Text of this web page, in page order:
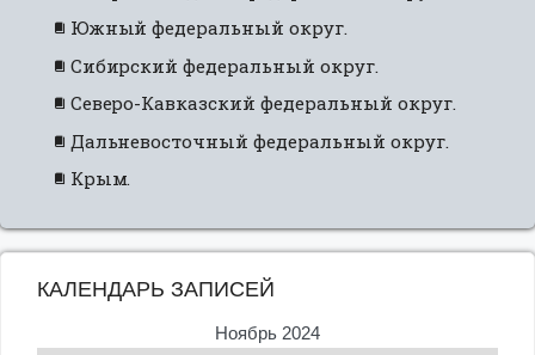
Южный федеральный округ.
Сибирский федеральный округ.
Северо-Кавказский федеральный округ.
Дальневосточный федеральный округ.
Крым.
КАЛЕНДАРЬ ЗАПИСЕЙ
Ноябрь 2024